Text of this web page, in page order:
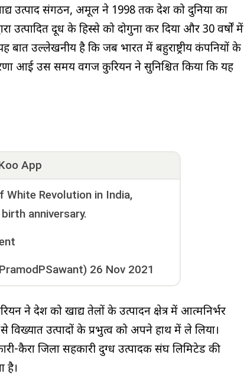
उत्पाद संगठन, अमूल ने 1998 तक देश को दुनिया का
उत्पादित दूध के हिस्से को दोगुना कर दिया और 30 वर्षों में
बात उल्लेखनीय है कि जब भारत में बहुराष्ट्रीय कंपनियों के
आई उस समय वर्गीज कुरियन ने सुनिश्चित किया कि यह
App
White Revolution in India,
anniversary.
26 Nov 2021
ने देश को खाद्य तेलों के उत्पादन क्षेत्र में आत्मनिर्भर
उत्पादों के प्रभुत्व को अपने हाथ में ले लिया।
कैरा जिला सहकारी दुग्ध उत्पादक संघ लिमिटेड की
है।